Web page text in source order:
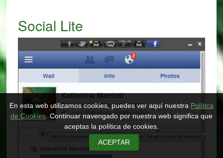
Social Lite
En esta web utilizamos cookies, puedes ver aquí nuestra Política
de Cookies. Continuar navengado por nuestra web significa que
aceptas la política de cookies.
ACEPTAR